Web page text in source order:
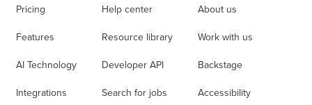
Pricing
Features
AI Technology
Integrations
Help center
Resource library
Developer API
Search for jobs
About us
Work with us
Backstage
Accessibility